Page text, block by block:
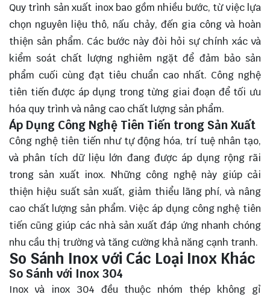
Quy trình sản xuất inox bao gồm nhiều bước, từ việc lựa
chọn nguyên liệu thô, nấu chảy, đến gia công và hoàn
thiện sản phẩm. Các bước này đòi hỏi sự chính xác và
kiểm soát chất lượng nghiêm ngặt để đảm bảo sản
phẩm cuối cùng đạt tiêu chuẩn cao nhất. Công nghệ
tiên tiến được áp dụng trong từng giai đoạn để tối ưu
hóa quy trình và nâng cao chất lượng sản phẩm.
Áp Dụng Công Nghệ Tiên Tiến trong Sản Xuất
Công nghệ tiên tiến như tự động hóa, trí tuệ nhân tạo,
và phân tích dữ liệu lớn đang được áp dụng rộng rãi
trong sản xuất inox. Những công nghệ này giúp cải
thiện hiệu suất sản xuất, giảm thiểu lãng phí, và nâng
cao chất lượng sản phẩm. Việc áp dụng công nghệ tiên
tiến cũng giúp các nhà sản xuất đáp ứng nhanh chóng
nhu cầu thị trường và tăng cường khả năng cạnh tranh.
So Sánh Inox với Các Loại Inox Khác
So Sánh với Inox 304
Inox và inox 304 đều thuộc nhóm thép không gỉ